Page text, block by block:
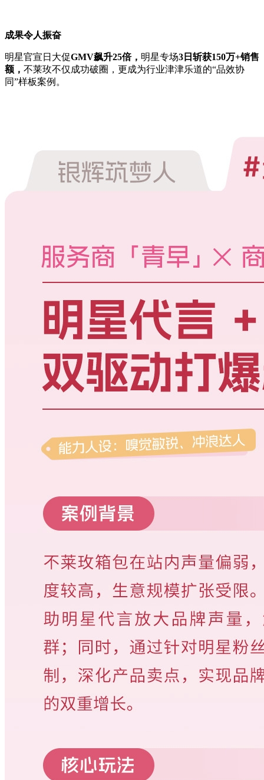
成果令人振奋
明星官宣日大促GMV飙升25倍， 明星专场3日斩获150万+销售
额， 不莱玫不仅成功破圈，更成为行业津津乐道的“品效协
同”样板案例。